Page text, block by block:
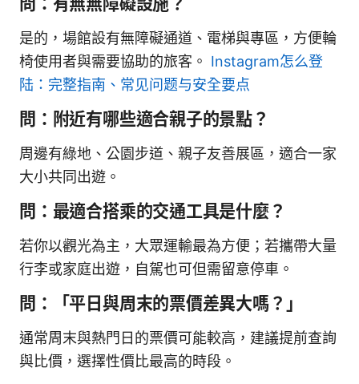
是的，場館設有無障礙通道、電梯與專區，方便輪
椅使用者與需要協助的旅客。 Instagram怎么登
陆：完整指南、常见问题与安全要点
問：附近有哪些適合親子的景點？
周邊有綠地、公園步道、親子友善展區，適合一家
大小共同出遊。
問：最適合搭乘的交通工具是什麼？
若你以觀光為主，大眾運輸最為方便；若攜帶大量
行李或家庭出遊，自駕也可但需留意停車。
問：「平日與周末的票價差異大嗎？」
通常周末與熱門日的票價可能較高，建議提前查詢
與比價，選擇性價比最高的時段。